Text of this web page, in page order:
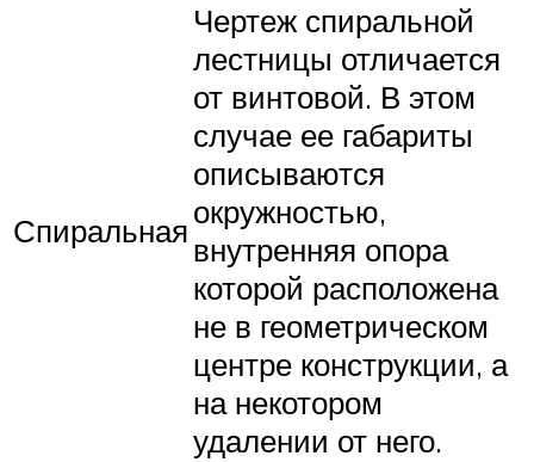
Спиральная
Чертеж спиральной
лестницы отличается
от винтовой. В этом
случае ее габариты
описываются
окружностью,
внутренняя опора
которой расположена
не в геометрическом
центре конструкции, а
на некотором
удалении от него.